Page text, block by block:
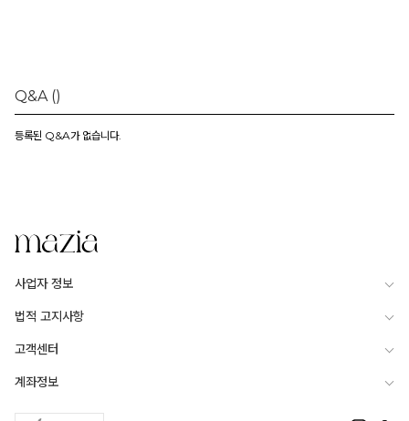
Q&A ()
등록된 Q&A가 없습니다.
사업자 정보
법적 고지사항
고객센터
계좌정보